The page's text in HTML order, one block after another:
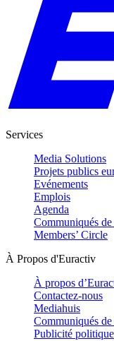
Services
Media Solutions
Projets publics
Evénements
Emplois
Agenda
Communiqués de
Members’ Circle
À Propos d'Euractiv
À propos
Contactez-nous
Mediahuis
Communiqués de
Publicité politique